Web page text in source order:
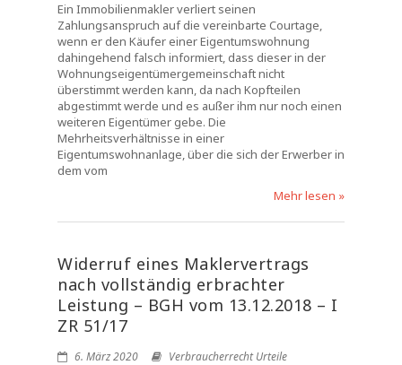
Ein Immobilienmakler verliert seinen
Zahlungsanspruch auf die vereinbarte Courtage,
wenn er den Käufer einer Eigentumswohnung
dahingehend falsch informiert, dass dieser in der
Wohnungseigentümergemeinschaft nicht
überstimmt werden kann, da nach Kopfteilen
abgestimmt werde und es außer ihm nur noch einen
weiteren Eigentümer gebe. Die
Mehrheitsverhältnisse in einer
Eigentumswohnanlage, über die sich der Erwerber in
dem vom
Mehr lesen »
Widerruf eines Maklervertrags
nach vollständig erbrachter
Leistung – BGH vom 13.12.2018 – I
ZR 51/17
6. März 2020 Verbraucherrecht Urteile